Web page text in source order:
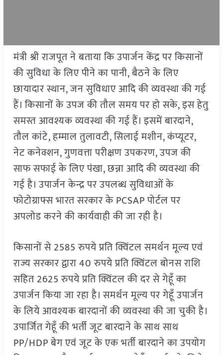
मंत्री श्री राजपूत ने बताया कि उपार्जन केंद्र पर किसानों
की सुविधा के लिए पीने का पानी, बैठने के लिए
छायादार स्थान, जन सुविधाए आदि की व्यवस्था की गई
हैं। किसानों के उपज की तौल समय पर हो सके, इस हेतु
समस्त आवश्यक व्यवस्था की गई हैं। इसमें बारदाने,
तौल कांटे, हम्माल तुलावटी, सिलाई मशीन, कंप्यूटर,
नेट कनेक्शन, गुणवत्ता परीक्षण उपकरण, उपज की
साफ सफाई के लिए पंखा, छन्ना आदि की व्यवस्था की
गई है। उपार्जन केन्द्र पर उपलब्ध सुविधाओं के
फोटोग्राफ्स भारत सरकार के PCSAP पोर्टल पर
अपलोड करने की कार्यवाही की जा रही है।
किसानों से 2585 रुपये प्रति क्विंटल समर्थन मूल्य एवं
राज्य सरकार द्वारा 40 रुपये प्रति क्विंटल बोनस राशि
सहित 2625 रुपये प्रति क्विंटल की दर से गेहूँ का
उपार्जन किया जा रहा है। समर्थन मूल्य पर गेहूँ उपार्जन
के लिये आवश्यक बारदानों की व्यवस्था की जा चुकी है।
उपार्जित गेहूँ की भर्ती जूट बारदाने के साथ साथ
PP/HDP बेग एवं जूट के एक भर्ती बारदाने का उपयोग